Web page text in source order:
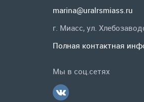
Полная контактная